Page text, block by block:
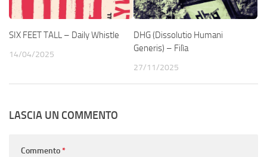
SIX FEET TALL – Daily Whistle
14/04/2025
DHG (Dissolutio Humani
Generis) – Filìa
27/11/2025
LASCIA UN COMMENTO
Commento*